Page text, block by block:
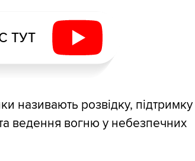
ТУТ
називають розвідку, підтримку
ведення вогню у небезпечних